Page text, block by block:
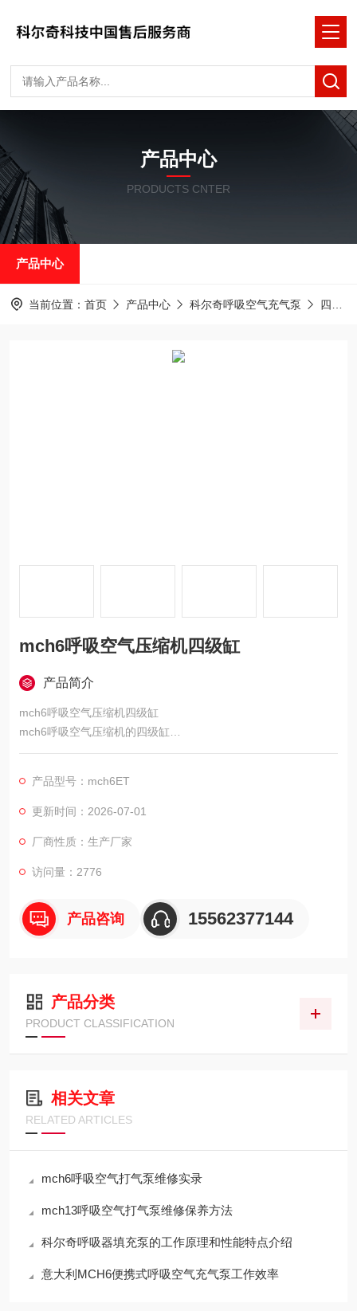
产品中心
PRODUCTS CNTER
产品中心
当前位置： 首页 产品中心 科尔奇呼吸空气充气泵 四级缸
mch6呼吸空气压缩机四级缸
产品简介
mch6呼吸空气压缩机四级缸
mch6呼吸空气压缩机的四级缸
mch6这款机器共有四级压缩，机器结构分为四个缸，这个四级缸
阀体等
产品型号：mch6ET
更新时间：2026-07-01
厂商性质：生产厂家
访问量：2776
产品咨询 15562377144
产品分类
PRODUCT CLASSIFICATION
相关文章
RELATED ARTICLES
mch6呼吸空气打气泵维修实录
mch13呼吸空气打气泵维修保养方法
科尔奇呼吸器填充泵的工作原理和性能特点介绍
意大利MCH6便携式呼吸空气充气泵工作效率